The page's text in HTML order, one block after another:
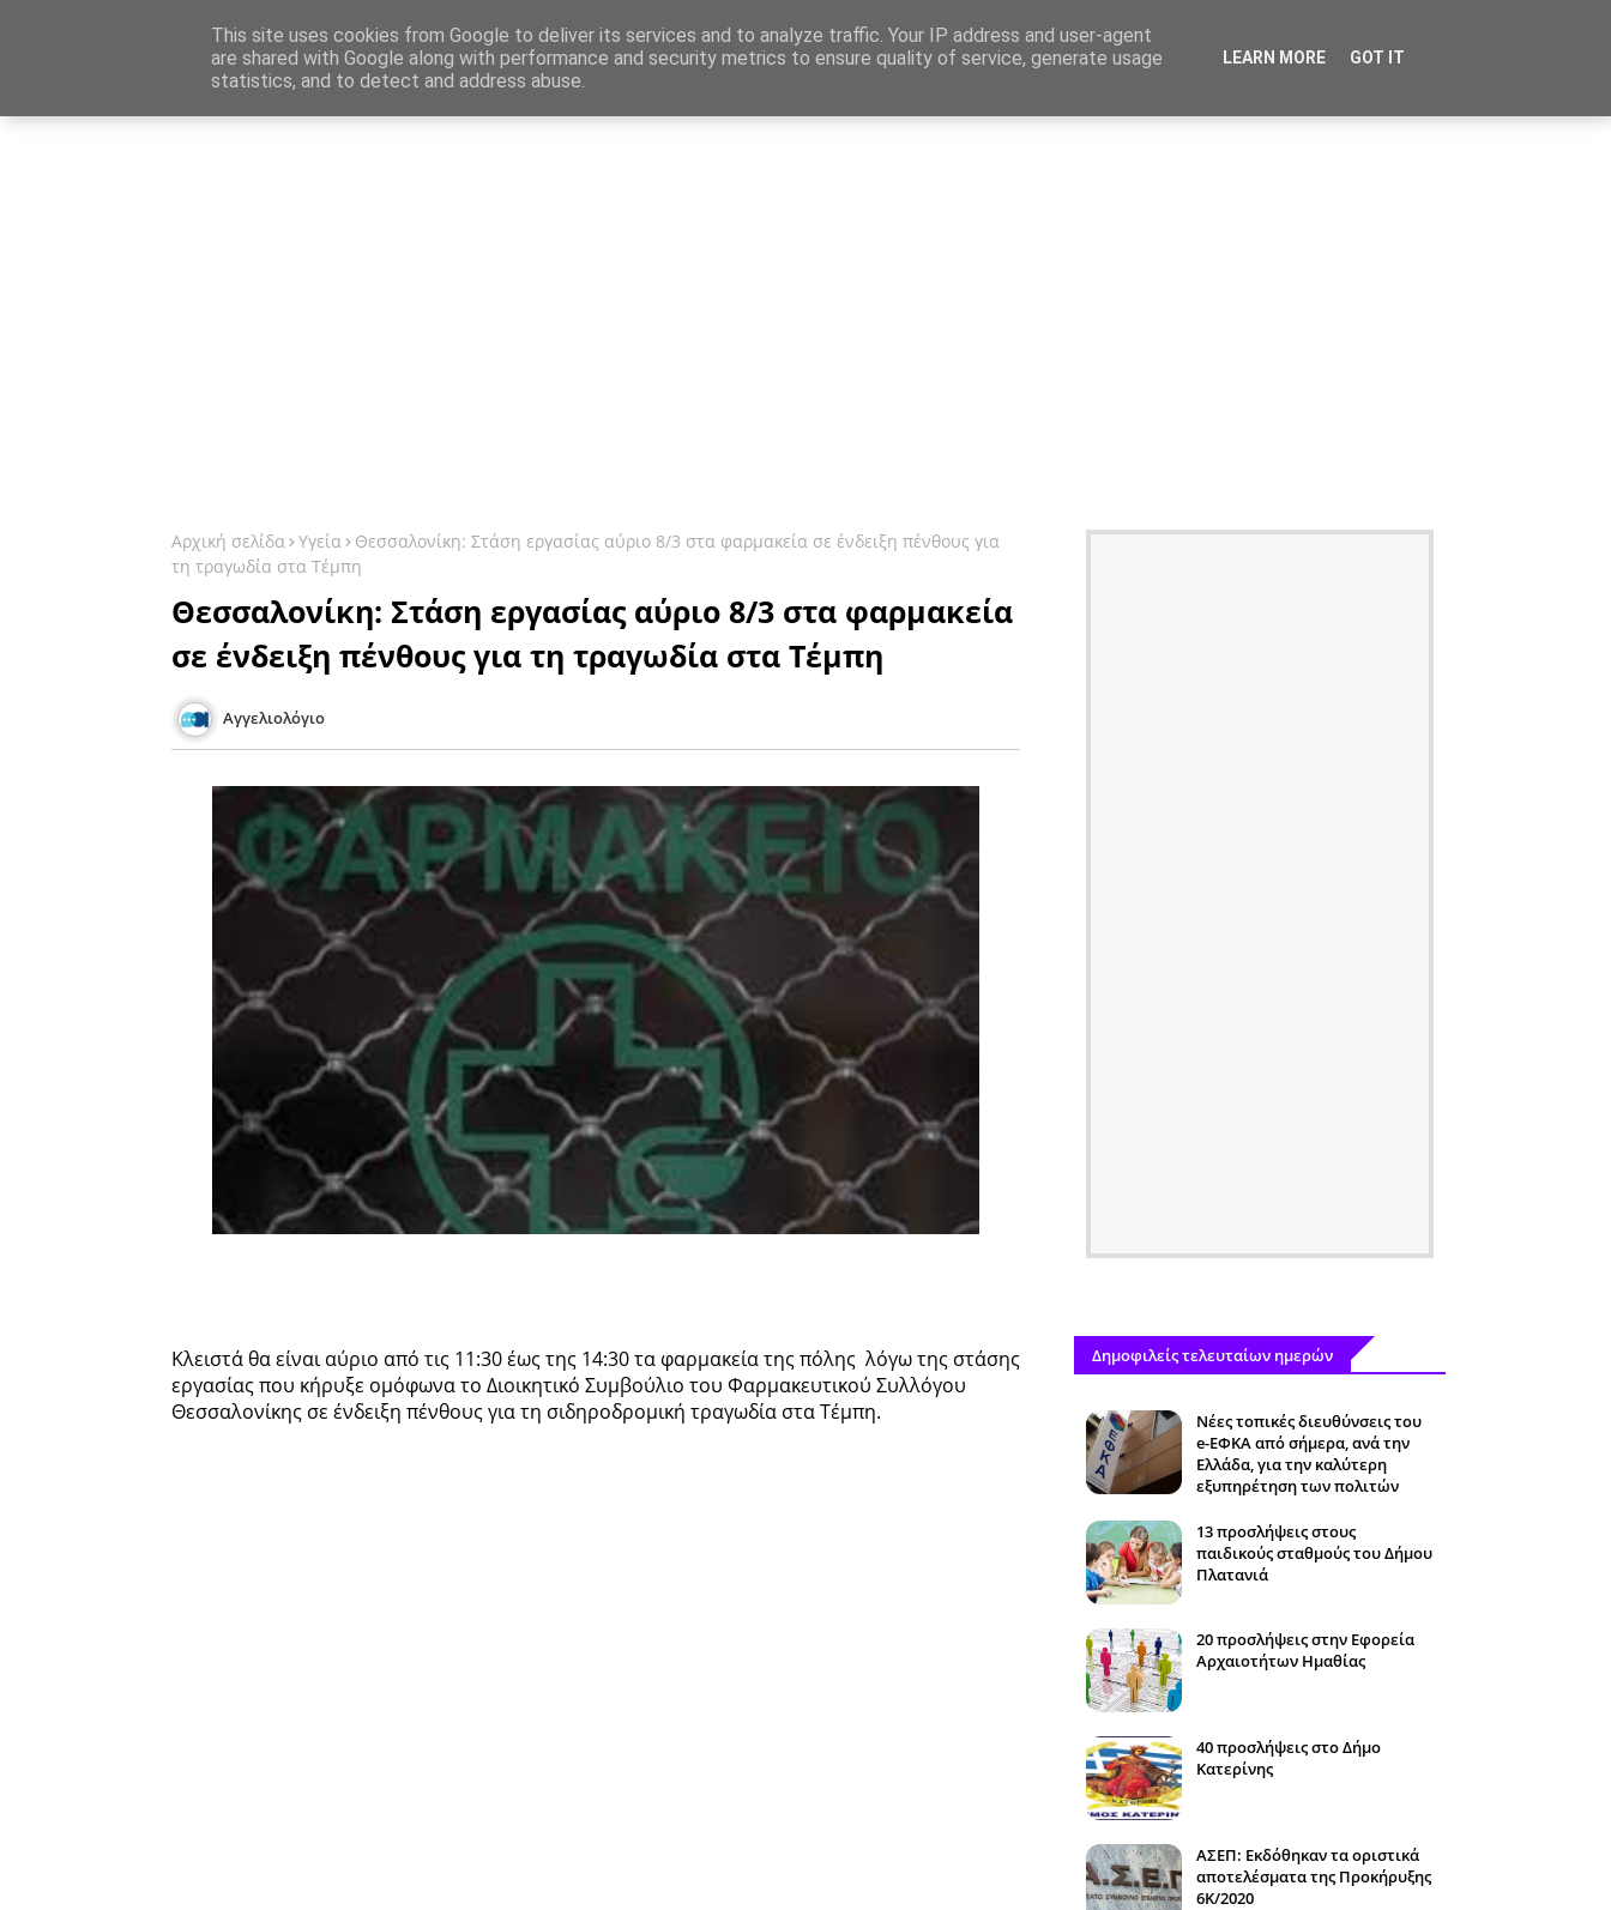
Καταχώρηση Αγγελίας Επικοινωνία Site Map
Ενημέρωση Αγγελίες Εργασίας
Αρχική σελίδα Υγεία
Θεσσαλονίκη: Στάση εργασίας αύριο 8/3 στα φαρμακεία σε ένδειξη πένθους για
τη τραγωδία στα Τέμπη
Θεσσαλονίκη: Στάση εργασίας αύριο 8/3 στα φαρμακεία
σε ένδειξη πένθους για τη τραγωδία στα Τέμπη
Αγγελιολόγιο
Κλειστά θα είναι αύριο από τις 11:30 έως της 14:30 τα φαρμακεία της πόλης λόγω της στάσης
εργασίας που κήρυξε ομόφωνα το Διοικητικό Συμβούλιο του Φαρμακευτικού Συλλόγου
Θεσσαλονίκης σε ένδειξη πένθους για τη σιδηροδρομική τραγωδία στα Τέμπη.
Δημοφιλείς τελευταίων ημερών
Νέες τοπικές διευθύνσεις του
e-ΕΦΚΑ από σήμερα, ανά την
Ελλάδα, για την καλύτερη
εξυπηρέτηση των πολιτών
13 προσλήψεις στους
παιδικούς σταθμούς του Δήμου
Πλατανιά
20 προσλήψεις στην Εφορεία
Αρχαιοτήτων Ημαθίας
40 προσλήψεις στο Δήμο
Κατερίνης
ΑΣΕΠ: Εκδόθηκαν τα οριστικά
αποτελέσματα της Προκήρυξης
6Κ/2020
This site uses cookies from Google to deliver its services and to analyze traffic. Your IP address and user-agent
are shared with Google along with performance and security metrics to ensure quality of service, generate usage
statistics, and to detect and address abuse.
LEARN MORE GOT IT